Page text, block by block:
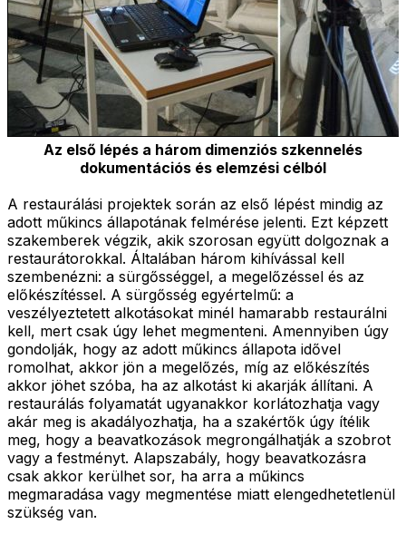
Az első lépés a három dimenziós szkennelés
dokumentációs és elemzési célból
A restaurálási projektek során az első lépést mindig az
adott műkincs állapotának felmérése jelenti. Ezt képzett
szakemberek végzik, akik szorosan együtt dolgoznak a
restaurátorokkal. Általában három kihívással kell
szembenézni: a sürgősséggel, a megelőzéssel és az
előkészítéssel. A sürgősség egyértelmű: a
veszélyeztetett alkotásokat minél hamarabb restaurálni
kell, mert csak úgy lehet megmenteni. Amennyiben úgy
gondolják, hogy az adott műkincs állapota idővel
romolhat, akkor jön a megelőzés, míg az előkészítés
akkor jöhet szóba, ha az alkotást ki akarják állítani. A
restaurálás folyamatát ugyanakkor korlátozhatja vagy
akár meg is akadályozhatja, ha a szakértők úgy ítélik
meg, hogy a beavatkozások megrongálhatják a szobrot
vagy a festményt. Alapszabály, hogy beavatkozásra
csak akkor kerülhet sor, ha arra a műkincs
megmaradása vagy megmentése miatt elengedhetetlenül
szükség van.